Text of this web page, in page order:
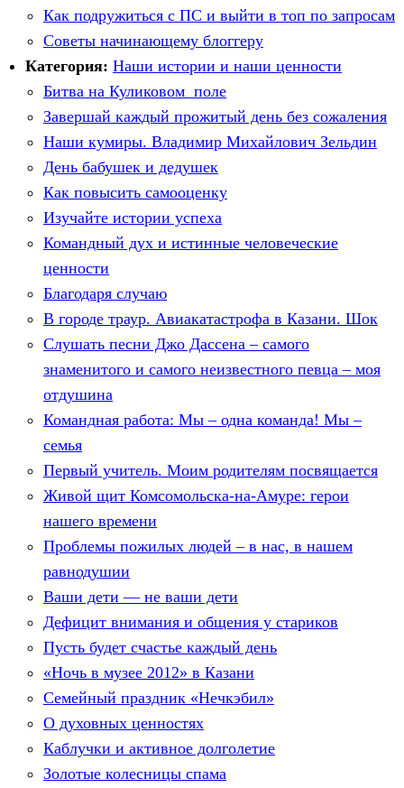
Как подружиться с ПС и выйти в топ по запросам
Советы начинающему блоггеру
Категория: Наши истории и наши ценности
Битва на Куликовом поле
Завершай каждый прожитый день без сожаления
Наши кумиры. Владимир Михайлович Зельдин
День бабушек и дедушек
Как повысить самооценку
Изучайте истории успеха
Командный дух и истинные человеческие
ценности
Благодаря случаю
В городе траур. Авиакатастрофа в Казани. Шок
Слушать песни Джо Дассена – самого
знаменитого и самого неизвестного певца – моя
отдушина
Командная работа: Мы – одна команда! Мы –
семья
Первый учитель. Моим родителям посвящается
Живой щит Комсомольска-на-Амуре: герои
нашего времени
Проблемы пожилых людей – в нас, в нашем
равнодушии
Ваши дети — не ваши дети
Дефицит внимания и общения у стариков
Пусть будет счастье каждый день
«Ночь в музее 2012» в Казани
Семейный праздник «Нечкэбил»
О духовных ценностях
Каблучки и активное долголетие
Золотые колесницы спама